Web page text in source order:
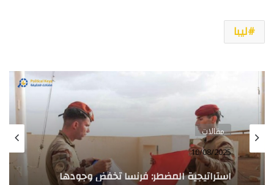
ليبا
مقالات
10/08/2025
استراتيجية المضطر: فرنسا تخفض وجودها
العسكري في أفريقيا